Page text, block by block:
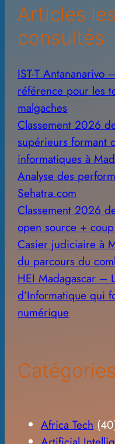
s
Articles
consultés
IST-T Antananarivo
référence pour les
malgaches
Classement 2026
supérieurs formant
informatiques à
Analyse des
Sehatra.com
Classement 2026
open source +
Casier judiciaire à
du parcours du
HEI Madagascar –
d’Informatique qui
numérique
Catégories
Africa Tech